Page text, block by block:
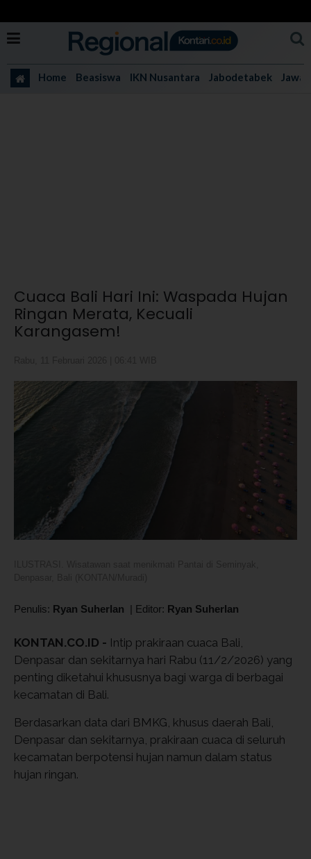
Home Beasiswa IKN Nusantara Jabodetabek Jawa
Cuaca Bali Hari Ini: Waspada Hujan
Ringan Merata, Kecuali
Karangasem!
Penulis: Ryan Suherlan | Editor: Ryan Suherlan
KONTAN.CO.ID - Intip prakiraan cuaca Bali,
Denpasar dan sekitarnya hari Rabu (11/2/2026) yang
penting diketahui khususnya bagi warga di berbagai
kecamatan di Bali.
Berdasarkan data dari BMKG, khusus daerah Bali,
Denpasar dan sekitarnya, prakiraan cuaca di seluruh
kecamatan berpotensi hujan namun dalam status
hujan ringan.